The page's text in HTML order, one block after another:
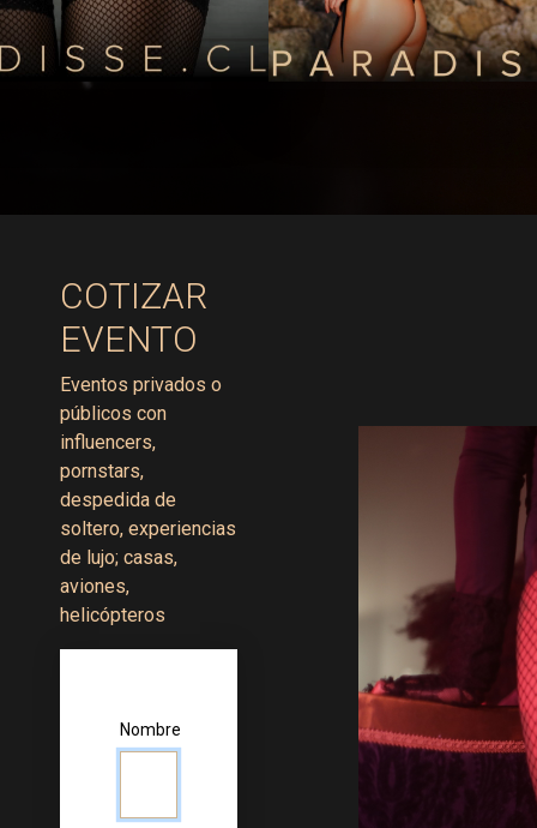
COTIZAR
EVENTO
Eventos privados o
públicos con
influencers,
pornstars,
despedida de
soltero, experiencias
de lujo; casas,
aviones,
helicópteros
Nombre